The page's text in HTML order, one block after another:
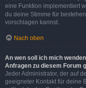
eine Funktion implementiert
du deine Stimme für
vorschlagen kannst.
Nach oben
An wen soll ich mich
Anfragen zu diesem Forum
Jeder Administrator, der auf
geeigneter Kontakt für deine